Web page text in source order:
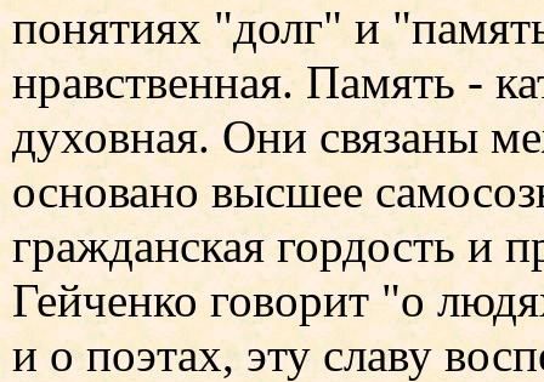
понятиях "долг" и
нравственная. Память -
духовная. Они связаны
основано высшее
гражданская гордость и
Гейченко говорит "о
и о поэтах, эту славу